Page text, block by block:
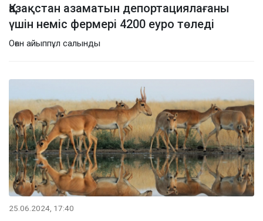
Қазақстан азаматын депортациялағаны
үшін неміс фермері 4200 еуро төледі
Оған айыппұл салынды
25.06.2024, 17:40